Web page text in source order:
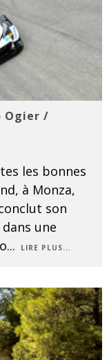
Ogier /
les bonnes
à Monza,
son
une
... LIRE PLUS...